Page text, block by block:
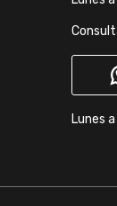
Lunes